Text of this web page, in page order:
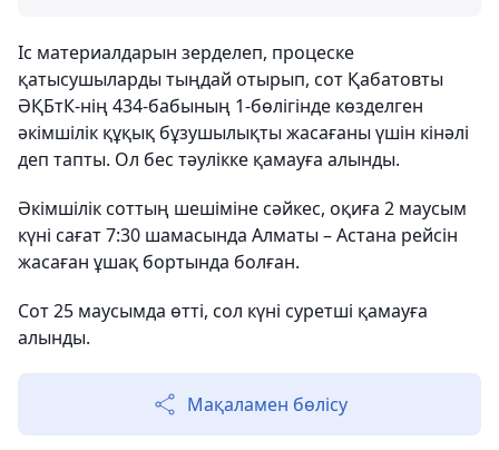
Іс материалдарын зерделеп, процеске
қатысушыларды тыңдай отырып, сот Қабатовты
ӘҚБтК-нің 434-бабының 1-бөлігінде көзделген
әкімшілік құқық бұзушылықты жасағаны үшін кінәлі
деп тапты. Ол бес тәулікке қамауға алынды.
Әкімшілік соттың шешіміне сәйкес, оқиға 2 маусым
күні сағат 7:30 шамасында Алматы – Астана рейсін
жасаған ұшақ бортында болған.
Сот 25 маусымда өтті, сол күні суретші қамауға
алынды.
Мақаламен бөлісу